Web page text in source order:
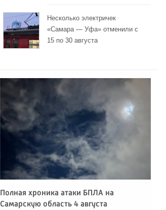
Несколько электричек
«Самара — Уфа» отменили с
15 по 30 августа
Полная хроника атаки БПЛА на
Самарскую область 4 августа